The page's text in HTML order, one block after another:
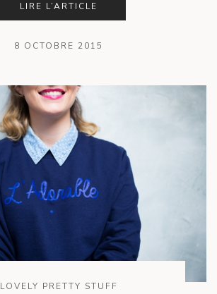
LIRE L’ARTICLE
8 OCTOBRE 2015
LOVELY PRETTY STUFF